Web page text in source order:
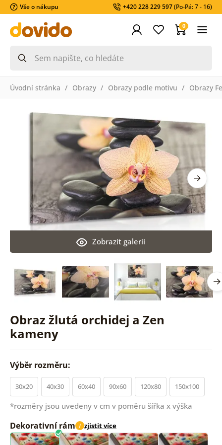
Vše o nákupu +420 228 229 597(Po-Pá: 7 - 16)
0
Úvodní stránka Obrazy Obrazy podle motivu Obrazy
Obraz žlutá orchidej a Zen
kameny
Zobrazit galerii
Výběr rozměru:
30x20 40x30 60x40 90x60 120x80 150x100
*rozměry jsou uvedeny v cm v poměru šířka x výška
Dekorativní rám i zjistit více